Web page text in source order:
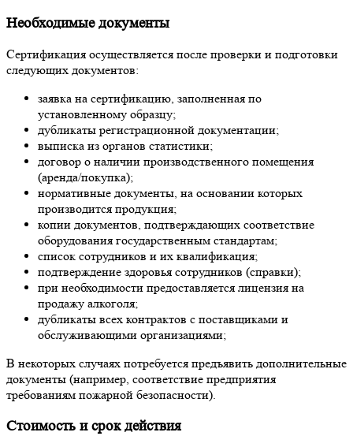
Необходимые документы
Сертификация осуществляется после проверки и подготовки
следующих документов:
заявка на сертификацию, заполненная по
установленному образцу;
дубликаты регистрационной документации;
выписка из органов статистики;
договор о наличии производственного помещения
(аренда/покупка);
нормативные документы, на основании которых
производится продукция;
копии документов, подтверждающих соответствие
оборудования государственным стандартам;
список сотрудников и их квалификация;
подтверждение здоровья сотрудников (справки);
при необходимости предоставляется лицензия на
продажу алкоголя;
дубликаты всех контрактов с поставщиками и
обслуживающими организациями;
В некоторых случаях потребуется предъявить дополнительные
документы (например, соответствие предприятия
требованиям пожарной безопасности).
Стоимость и срок действия